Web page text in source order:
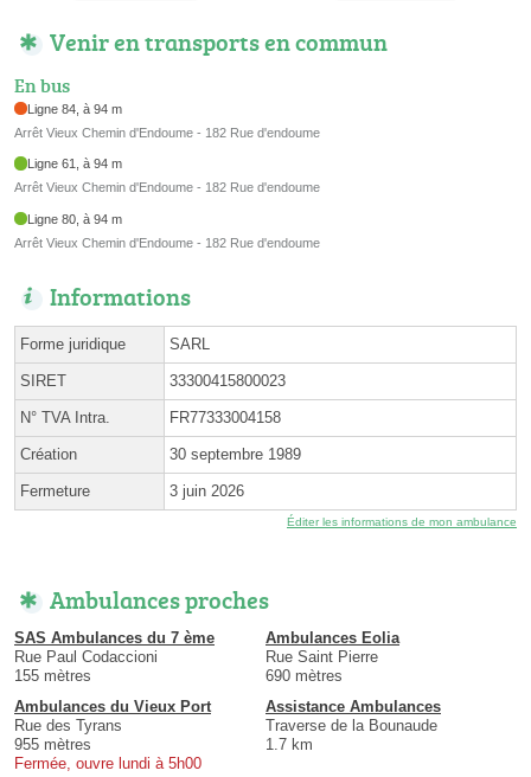
Venir en transports en commun
En bus
Ligne 84, à 94 m
Arrêt Vieux Chemin d'Endoume - 182 Rue d'endoume
Ligne 61, à 94 m
Arrêt Vieux Chemin d'Endoume - 182 Rue d'endoume
Ligne 80, à 94 m
Arrêt Vieux Chemin d'Endoume - 182 Rue d'endoume
Informations
Forme juridique SARL
SIRET 33300415800023
N° TVA Intra. FR77333004158
Création 30 septembre 1989
Fermeture 3 juin 2026
Éditer les informations de mon ambulance
Ambulances proches
SAS Ambulances du 7 ème
Rue Paul Codaccioni
155 mètres
Ambulances Eolia
Rue Saint Pierre
690 mètres
Ambulances du Vieux Port
Rue des Tyrans
955 mètres
Fermée, ouvre lundi à 5h00
Assistance Ambulances
Traverse de la Bounaude
1.7 km